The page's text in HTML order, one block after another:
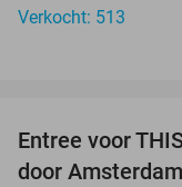
Verkocht: 513
Entree voor
door